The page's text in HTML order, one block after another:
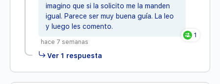
imagino que si la solicito me la manden
igual. Parece ser muy buena guía. La leo
y luego les comento.
1
hace 7 semanas
Ver 1 respuesta